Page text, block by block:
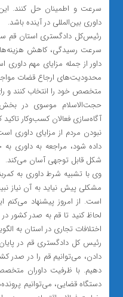
سرعت و اطمینان حل کنند.
داوری بین‌المللی در آینده باشد.
رئیس‌کل دادگستری استان قم
سرعت رسیدگی، کاهش
داور از جمله مزایای مهم
محدودیت‌های ارجاع قضات مواجه
متخصص خود را انتخاب کنند و
حجت‌الاسلام موسوی در
آگاه‌سازی فعالان کسب‌وکار
نبودن مردم از مزایای داوری
داده شود، مراجعه به داوری
شکل قابل توجهی آسان می‌کند.
وی با تشبیه شرط داوری به
مشکلی پیش نیاید به آن نیاز
است. از امروز پیشنهاد می‌کنم
لحاظ کنید تا قم به صدر کشور
اختلافات تجاری در استان به
رئیس کل دادگستری قم در
دادن، می‌توانیم قم را در صدر
دهیم. با ظرفیت داوران
دستگاه قضایی، می‌توانیم